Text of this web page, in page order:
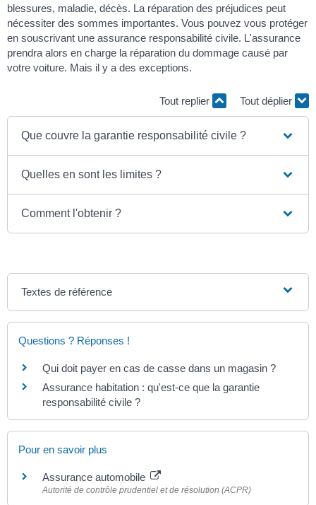
blessures, maladie, décès. La réparation des préjudices peut
nécessiter des sommes importantes. Vous pouvez vous protéger
en souscrivant une assurance responsabilité civile. L'assurance
prendra alors en charge la réparation du dommage causé par
votre voiture. Mais il y a des exceptions.
Tout replier Tout déplier
Que couvre la garantie responsabilité civile ?
Quelles en sont les limites ?
Comment l'obtenir ?
Textes de référence
Questions ? Réponses !
Qui doit payer en cas de casse dans un magasin ?
Assurance habitation : qu'est-ce que la garantie
responsabilité civile ?
Pour en savoir plus
Assurance automobile
Autorité de contrôle prudentiel et de résolution (ACPR)